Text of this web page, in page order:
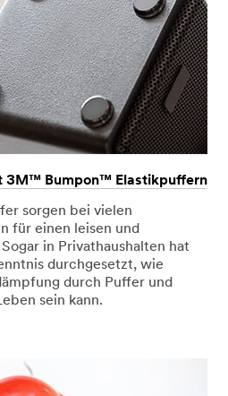
3M™ Bumpon™ Elastikpuffern
sorgen bei vielen
für einen leisen und
in Privathaushalten hat
durchgesetzt, wie
durch Puffer und
sein kann.